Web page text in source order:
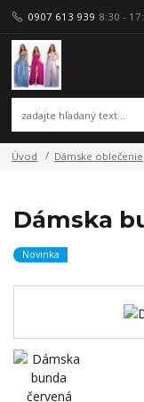
0907 613 939 8:30 -
Úvod Dámske oblečenie
Dámska
Novinka